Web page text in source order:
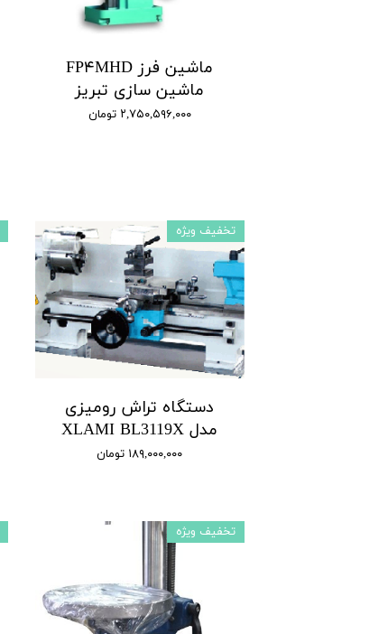
ماشین فرز FP۴MHD
ماشین سازی تبریز
۲,۷۵۰,۵۹۶,۰۰۰ تومان
دستگاه تراش رومیزی
مدل XLAMI BL3119X
۱۸۹,۰۰۰,۰۰۰ تومان
تخفیف ویژه
تخفیف ویژه